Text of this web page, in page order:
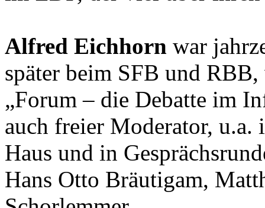
Alfred Eichhorn war
später beim SFB und
„Forum – die Debatte im
auch freier Moderator,
Haus und in
Hans Otto Bräutigam,